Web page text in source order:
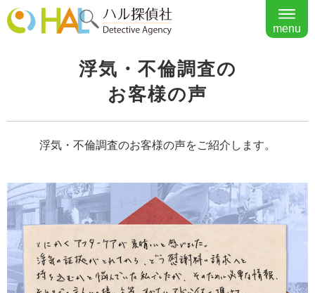
menu
浮気・不倫調査の
お客様の声
浮気・不倫調査のお客様の声をご紹介します。